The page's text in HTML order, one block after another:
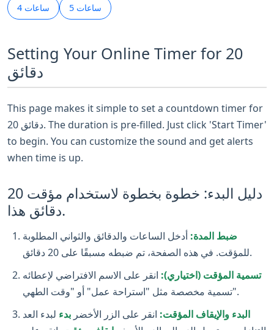
4 ساعات 5 ساعات
Setting Your Online Timer for 20
دقائق
This page makes it simple to set a countdown timer for
20 دقائق. The duration is pre-filled. Just click 'Start Timer'
to begin. You can customize the sound and get alerts
when time is up.
دليل البدء: خطوة بخطوة لاستخدام مؤقت 20
دقائق هذا.‎
ضبط المدة: أدخل الساعات والدقائق والثواني المطلوبة
للمؤقت. في هذه الصفحة، تم ضبطه مسبقًا على 20 دقائق.‎
تسمية المؤقت (اختياري): انقر على الاسم الافتراضي لإعطائه
تسمية مخصصة مثل "استراحة عمل" أو "وقت الطهي".‎
البدء والإيقاف المؤقت: انقر على الزر الأخضر بدء لبدء العد